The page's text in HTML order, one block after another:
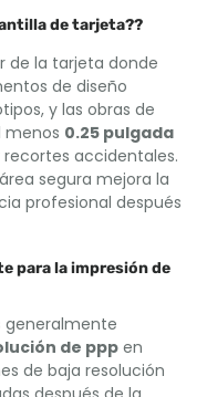
de tarjeta??
de la tarjeta donde
de diseño
y las obras de
menos 0.25 pulgada
accidentales.
segura mejora la
profesional después
para la impresión de
generalmente
de pppen
de baja resolución